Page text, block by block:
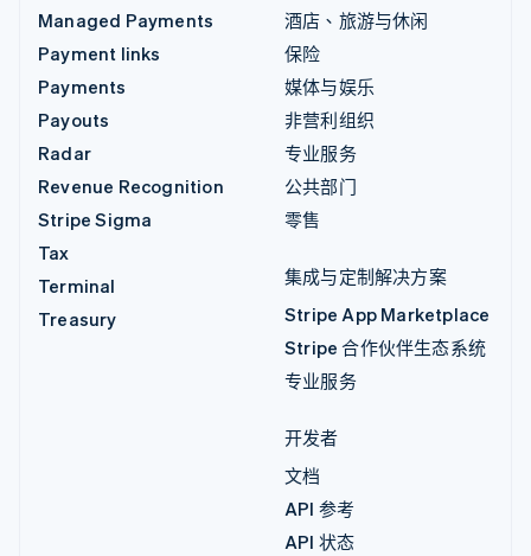
Managed Payments
Payment links
Payments
Payouts
Radar
Revenue Recognition
Stripe Sigma
Tax
Terminal
Treasury
酒店、旅游与休闲
保险
媒体与娱乐
非营利组织
专业服务
公共部门
零售
集成与定制解决方案
Stripe App Marketplace
Stripe 合作伙伴生态系统
专业服务
开发者
文档
API 参考
API 状态